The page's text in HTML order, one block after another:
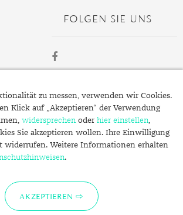
FOLGEN SIE UNS
zu messen, verwenden wir Cookies.
Klick auf „Akzeptieren“ der Verwendung
widersprechenoder hier einstellen,
Sie akzeptieren wollen. Ihre Einwilligung
widerrufen. Weitere Informationen erhalten
.
AKZEPTIEREN